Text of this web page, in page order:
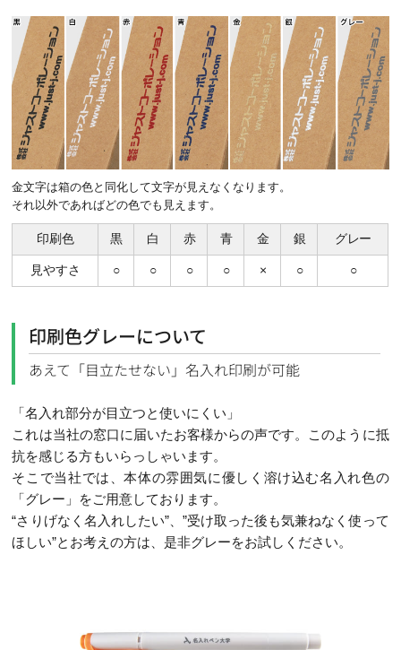
金文字は箱の色と同化して文字が見えなくなります。
それ以外であればどの色でも見えます。
印刷色 黒 白 赤 青 金 銀 グレー
見やすさ ○ ○ ○ ○ × ○ ○
印刷色グレーについて
あえて「目立たせない」名入れ印刷が可能
「名入れ部分が目立つと使いにくい」
これは当社の窓口に届いたお客様からの声です。このように抵
抗を感じる方もいらっしゃいます。
そこで当社では、本体の雰囲気に優しく溶け込む名入れ色の
「グレー」をご用意しております。
“さりげなく名入れしたい”、”受け取った後も気兼ねなく使って
ほしい”とお考えの方は、是非グレーをお試しください。